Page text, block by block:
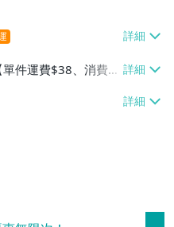
件運費$38、消費滿
取貨不付款
富取貨付款【單件
免運費】、郵局
消費滿$10000免運